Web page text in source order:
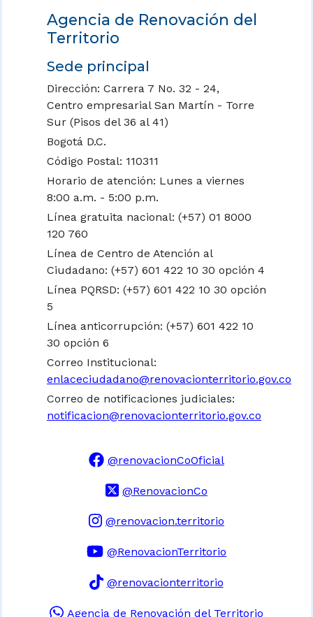
Agencia de Renovación del
Territorio
Sede principal
Dirección: Carrera 7 No. 32 - 24,
Centro empresarial San Martín - Torre
Sur (Pisos del 36 al 41)
Bogotá D.C.
Código Postal: 110311
Horario de atención: Lunes a viernes
8:00 a.m. - 5:00 p.m.
Línea gratuita nacional: (+57) 01 8000
120 760
Línea de Centro de Atención al
Ciudadano: (+57) 601 422 10 30 opción 4
Línea PQRSD: (+57) 601 422 10 30 opción
5
Línea anticorrupción: (+57) 601 422 10
30 opción 6
Correo Institucional:
enlaceciudadano@renovacionterritorio.gov.co
Correo de notificaciones judiciales:
notificacion@renovacionterritorio.gov.co
@renovacionCoOficial
@RenovacionCo
@renovacion.territorio
@RenovacionTerritorio
@renovacionterritorio
Agencia de Renovación del Territorio